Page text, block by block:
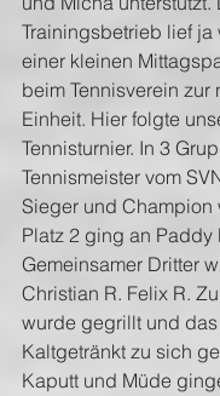
Trainingsbetrieb lief ja
einer kleinen
beim Tennisverein zur
Einheit. Hier folgte
Tennisturnier. In 3
Tennismeister vom
Sieger und Champion
Platz 2 ging an Paddy
Gemeinsamer Dritter
Christian R. Felix R.
wurde gegrillt und
Kaltgetränkt zu sich
Kaputt und Müde